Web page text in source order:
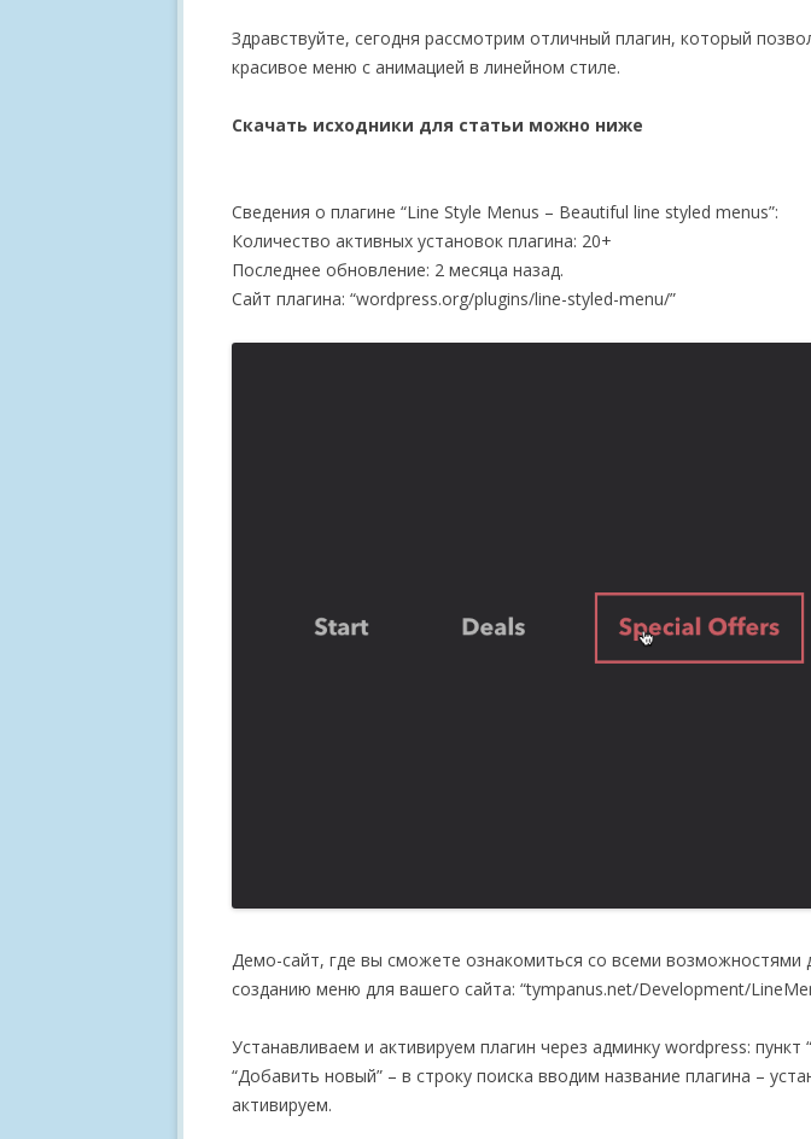
Здравствуйте, сегодня рассмотрим отличный плагин, который
красивое меню с анимацией в линейном стиле.
Скачать исходники для статьи можно ниже
Сведения о плагине “Line Style Menus – Beautiful line styled menus”:
Количество активных установок плагина: 20+
Последнее обновление: 2 месяца назад.
Сайт плагина: “wordpress.org/plugins/line-styled-menu/”
Демо-сайт, где вы сможете ознакомиться со всеми возможностями
созданию меню для вашего сайта: “tympanus.net/Development/
Устанавливаем и активируем плагин через админку wordpress: пункт
“Добавить новый” – в строку поиска вводим название плагина –
активируем.